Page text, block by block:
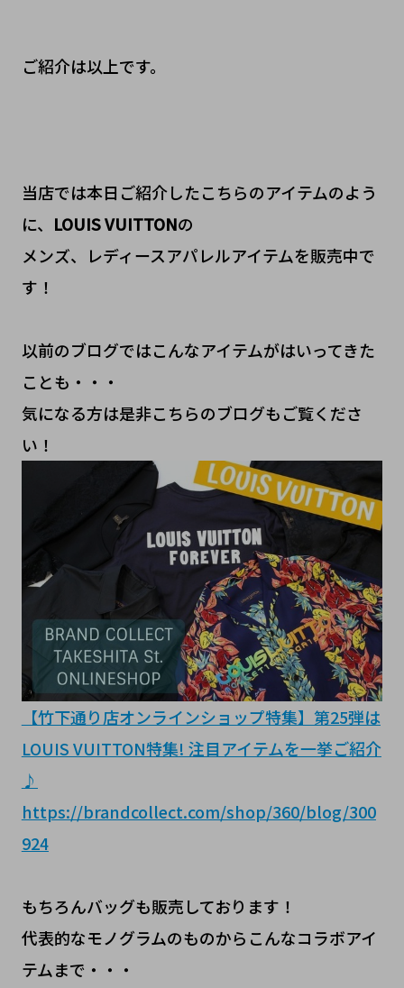
ご紹介は以上です。
当店では本日ご紹介したこちらのアイテムのよう
に、 LOUIS VUITTONの
メンズ、レディースアパレルアイテムを販売中で
す！
以前のブログではこんなアイテムがはいってきた
ことも・・・
気になる方は是非こちらのブログもご覧くださ
い！
【竹下通り店オンラインショップ特集】第25弾は
LOUIS VUITTON特集! 注目アイテムを一挙ご紹介
♪
https://brandcollect.com/shop/360/blog/300
924
もちろんバッグも販売しております！
代表的なモノグラムのものからこんなコラボアイ
テムまで・・・